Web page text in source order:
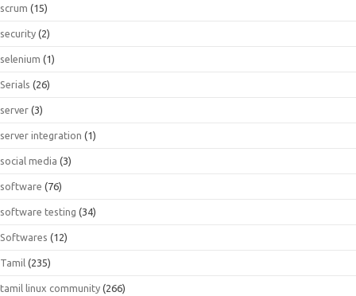
scrum (15)
security (2)
selenium (1)
Serials (26)
server (3)
server integration (1)
social media (3)
software (76)
software testing (34)
Softwares (12)
Tamil (235)
tamil linux community (266)